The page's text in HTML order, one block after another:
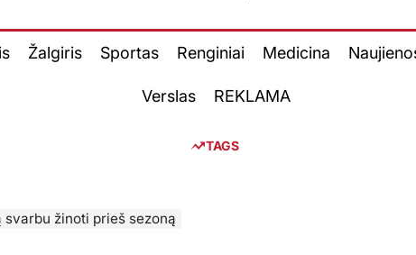
Žalgiris Sportas Renginiai Medicina
Verslas REKLAMA
TAGS
žinoti prieš sezoną